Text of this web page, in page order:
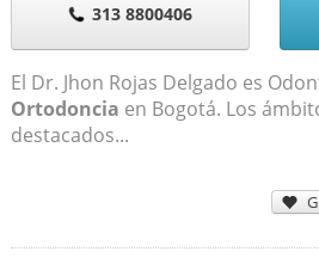
313 8800406
El Dr. Jhon Rojas Delgado es
Ortodoncia en Bogotá. Los
destacados...